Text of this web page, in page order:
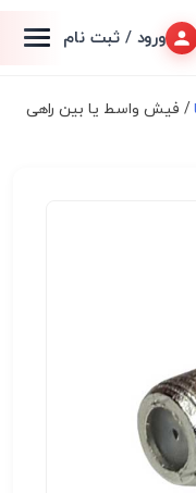
ورود / ثبت نام
/ فیش واسط یا بین راهی